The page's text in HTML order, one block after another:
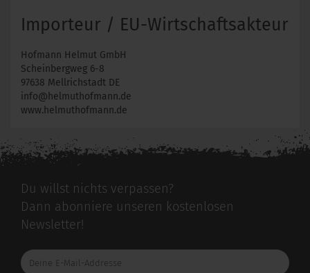
Importeur / EU-Wirtschaftsakteur
Hofmann Helmut GmbH
Scheinbergweg 6-8
97638 Mellrichstadt DE
info@helmuthofmann.de
www.helmuthofmann.de
Du willst nichts verpassen?
Dann abonniere unseren kostenlosen
Newsletter!
Deine
E-